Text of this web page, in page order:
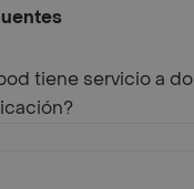
tiene servicio a